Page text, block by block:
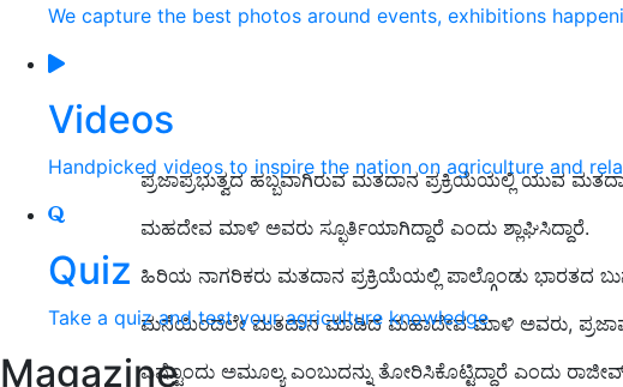
We capture the best photos around events, exhibitions
Videos
Handpicked videos to inspire the nation on agriculture and
Quiz
Take a quiz and test your agriculture knowledge
Magazine
ಪ್ರಜಾಪ್ರಭುತ್ವದ ಹಬ್ಬವಾಗಿರುವ ಮತದಾನ ಪ್ರಕ್ರಿಯೆಯಲ್ಲಿ ಯುವ
ಮಹದೇವ ಮಾಳಿ ಅವರು ಸ್ಫೂರ್ತಿಯಾಗಿದ್ದಾರೆ ಎಂದು ಶ್ಲಾಘಿಸಿದ್ದಾರೆ.
ಹಿರಿಯ ನಾಗರಿಕರು ಮತದಾನ ಪ್ರಕ್ರಿಯೆಯಲ್ಲಿ ಪಾಲ್ಗೊಂಡು ಭಾರತದ
ಮನೆಯಿಂದಲೇ ಮತದಾನ ಮಾಡಿದ ಮಹಾದೇವ ಮಾಳಿ ಅವರು,
ಎಷ್ಟೊಂದು‌ ಅಮೂಲ್ಯ ಎಂಬುದನ್ನು ತೋರಿಸಿಕೊಟ್ಟಿದ್ದಾರೆ ಎಂದು